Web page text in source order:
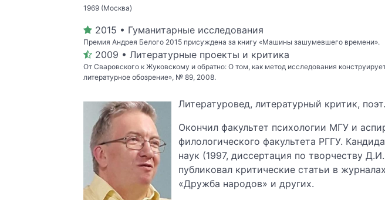
1969 (Москва)
2015 • Гуманитарные исследования
Премия Андрея Белого 2015 присуждена за книгу «Машины зашумевшего времени».
2009 • Литературные проекты и критика
От Сваровского к Жуковскому и обратно: О том, как метод исследования
литературное обозрение», № 89, 2008.
Литературовед, литературный критик, поэт.
Окончил факультет психологии МГУ и
филологического факультета РГГУ.
наук (1997, диссертация по творчеству
публиковал критические статьи в
«Дружба народов» и других.